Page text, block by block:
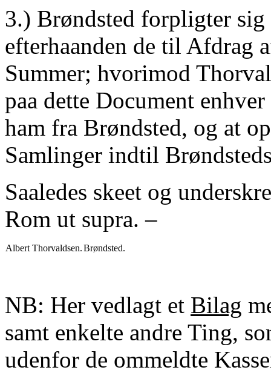
3.) Brøndsted forpligter
efterhaanden de til Afdrag
Summer; hvorimod
paa dette Document
ham fra Brøndsted, og at
Samlinger indtil
Saaledes skeet og
Rom ut supra. –
Albert Thorvaldsen.Brøndsted.
NB: Her vedlagt et Bilag
samt enkelte andre Ting,
udenfor de ommeldte